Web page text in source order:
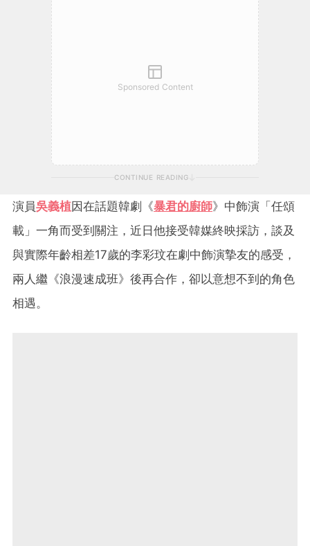
Sponsored Content
CONTINUE READING
演員吳義植因在話題韓劇《暴君的廚師》中飾演「任頌
載」一角而受到關注，近日他接受韓媒終映採訪，談及
與實際年齡相差17歲的李彩玟在劇中飾演摯友的感受，
兩人繼《浪漫速成班》後再合作，卻以意想不到的角色
相遇。